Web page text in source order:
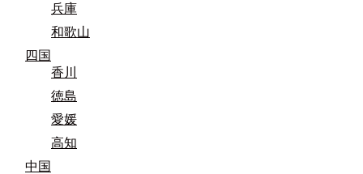
兵庫
和歌山
四国
香川
徳島
愛媛
高知
中国